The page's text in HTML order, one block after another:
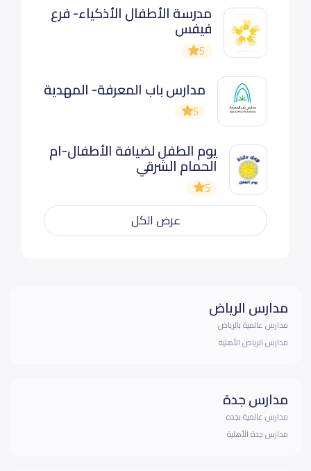
مدرسة الأطفال الأذكياء- فرع
فيفس
5
مدارس باب المعرفة- المهدية
5
يوم الطفل لضيافة الأطفال-ام
الحمام الشرقي
5
عرض الكل
مدارس الرياض
مدارس عالمية بالرياض
مدارس الرياض الأهلية
مدارس جدة
مدارس عالمية بجده
مدارس جدة الأهلية